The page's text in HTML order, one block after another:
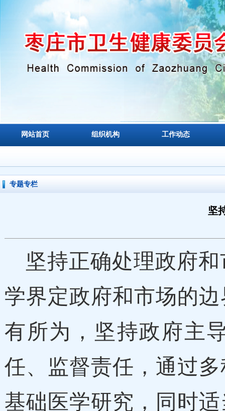
网站首页 组织机构 工作动态
专题专栏
坚
坚持正确处理政府
学界定政府和市场的
有所为，坚持政府主
任、监督责任，通过
基础医学研究，同时